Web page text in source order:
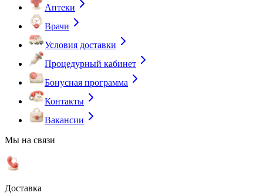
Аптеки
Врачи
Условия доставки
Процедурный кабинет
Бонусная программа
Контакты
Вакансии
Мы на связи
Доставка